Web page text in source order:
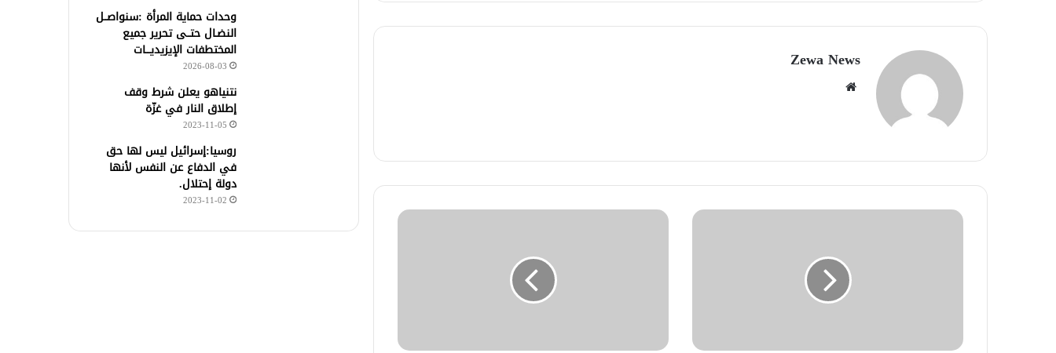
Zewa News
وحدات حماية المرأة :سنواصــل
النضـال حتــى تحرير جميع
المختطفات الإيزيديـــات
2026-08-03
نتنياهو يعلن شرط وقف
إطلاق النار في غزّة
2023-11-05
روسيا:إسرائيل ليس لها حق
في الدفاع عن النفس لأنها
دولة إحتلال.
2023-11-02